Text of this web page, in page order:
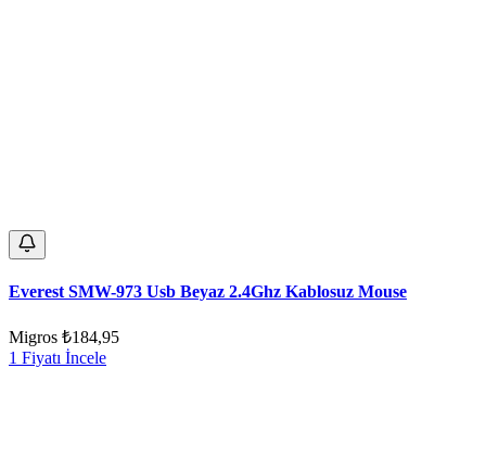
Everest SMW-973 Usb Beyaz 2.4Ghz Kablosuz Mouse
Migros ₺184,95
1 Fiyatı İncele